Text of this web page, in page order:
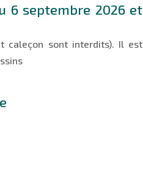
6 septembre 2026 et
caleçon sont interdits). Il est